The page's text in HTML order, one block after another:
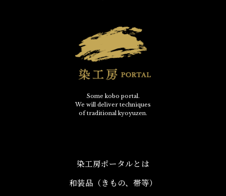
Some kobo portal.
We will deliver techniques
of traditional kyoyuzen.
染工房ポータルとは
和装品（きもの、帯等）​